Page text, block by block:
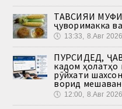
ТАВСИЯИ
ҷуворимакка
🕔 13:33, 8.Авг 2026
ПУРСИДЕД,
кадом ҳолатҳо
рӯйхати
ворид
🕔 12:00, 8.Авг 2026